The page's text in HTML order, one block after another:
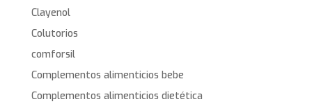
Clayenol
Colutorios
comforsil
Complementos alimenticios bebe
Complementos alimenticios dietética